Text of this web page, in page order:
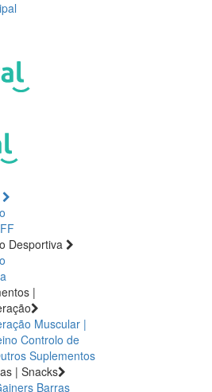
Desportiva
|
Muscular |
Controlo de
Suplementos
| Snacks
Barras